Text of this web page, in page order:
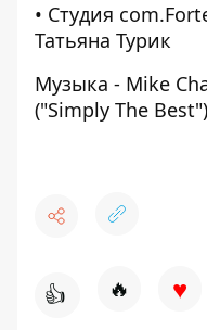
• Студия
Татьяна Турик
Музыка - Mike
("Simply The
👍 🔥 ♥